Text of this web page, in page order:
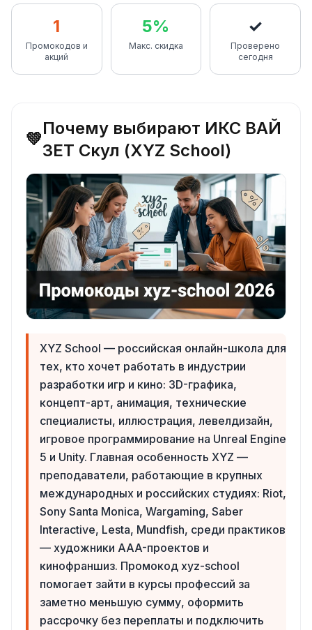
1
Промокодов и
акций
5%
Макс. скидка
✓
Проверено
сегодня
💚
Почему выбирают ИКС ВАЙ
ЗЕТ Скул (XYZ School)
XYZ School — российская онлайн-школа для
тех, кто хочет работать в индустрии
разработки игр и кино: 3D-графика,
концепт-арт, анимация, технические
специалисты, иллюстрация, левелдизайн,
игровое программирование на Unreal Engine
5 и Unity. Главная особенность XYZ —
преподаватели, работающие в крупных
международных и российских студиях: Riot,
Sony Santa Monica, Wargaming, Saber
Interactive, Lesta, Mundfish, среди практиков
— художники AAA-проектов и
кинофраншиз. Промокод xyz-school
помогает зайти в курсы профессий за
заметно меньшую сумму, оформить
рассрочку без переплаты и подключить